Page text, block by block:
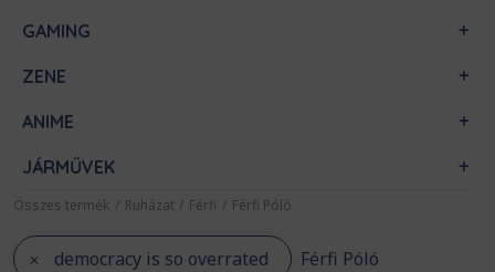
GAMING
ZENE
ANIME
JÁRMŰVEK
Összes termék / Ruházat / Férfi / Férfi Póló
democracy is so overrated Férfi Póló